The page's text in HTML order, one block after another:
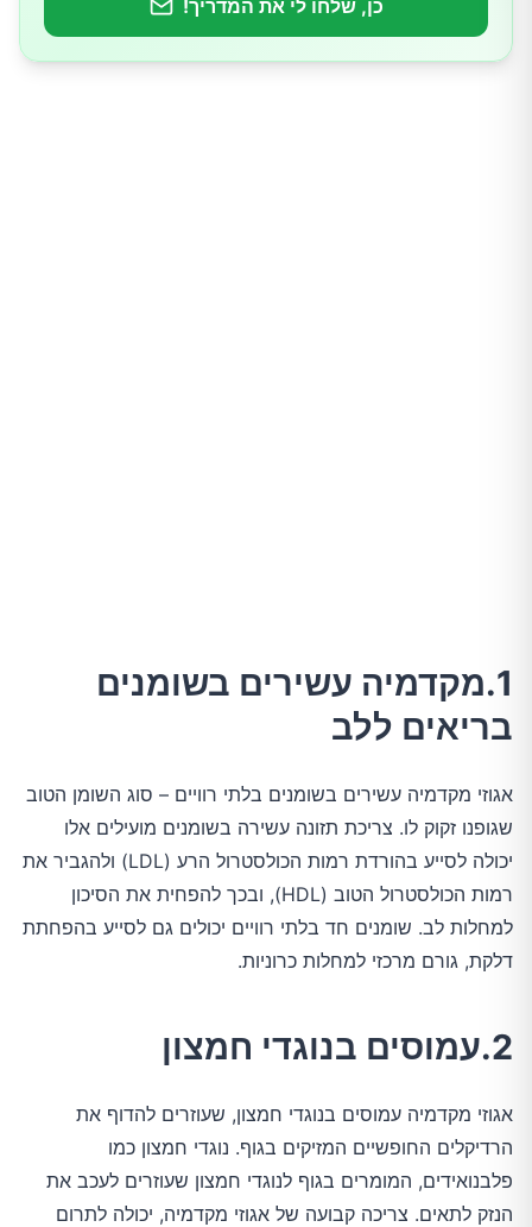
כן, שלחו לי את המדריך!
1.מקדמיה עשירים בשומנים
בריאים ללב
אגוזי מקדמיה עשירים בשומנים בלתי רוויים – סוג השומן הטוב
שגופנו זקוק לו. צריכת תזונה עשירה בשומנים מועילים אלו
יכולה לסייע בהורדת רמות הכולסטרול הרע (LDL) ולהגביר את
רמות הכולסטרול הטוב (HDL), ובכך להפחית את הסיכון
למחלות לב. שומנים חד בלתי רוויים יכולים גם לסייע בהפחתת
דלקת, גורם מרכזי למחלות כרוניות.
2.עמוסים בנוגדי חמצון
אגוזי מקדמיה עמוסים בנוגדי חמצון, שעוזרים להדוף את
הרדיקלים החופשיים המזיקים בגוף. נוגדי חמצון כמו
פלבנואידים, המומרים בגוף לנוגדי חמצון שעוזרים לעכב את
הנזק לתאים. צריכה קבועה של אגוזי מקדמיה, יכולה לתרום